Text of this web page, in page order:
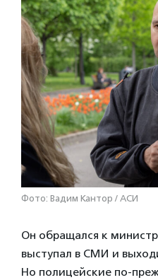
Фото: Вадим Кантор / АСИ
Он обращался к
выступал в СМИ и
Но полицейские по-